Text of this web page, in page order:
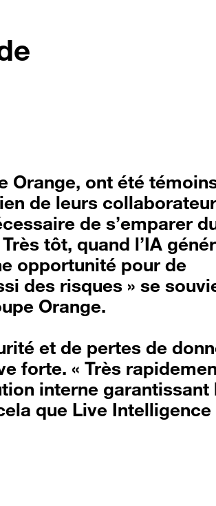
Orange, ont été
de leurs
de s’emparer
tôt, quand l’IA
opportunité pour de
des risques » se
Orange.
et de pertes de
forte. « Très
interne garantissant
que Live Intelligence